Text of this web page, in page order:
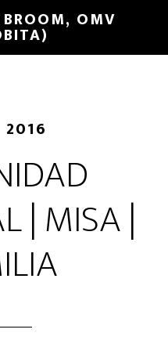
BROOM, OMV
2016
| MISA |